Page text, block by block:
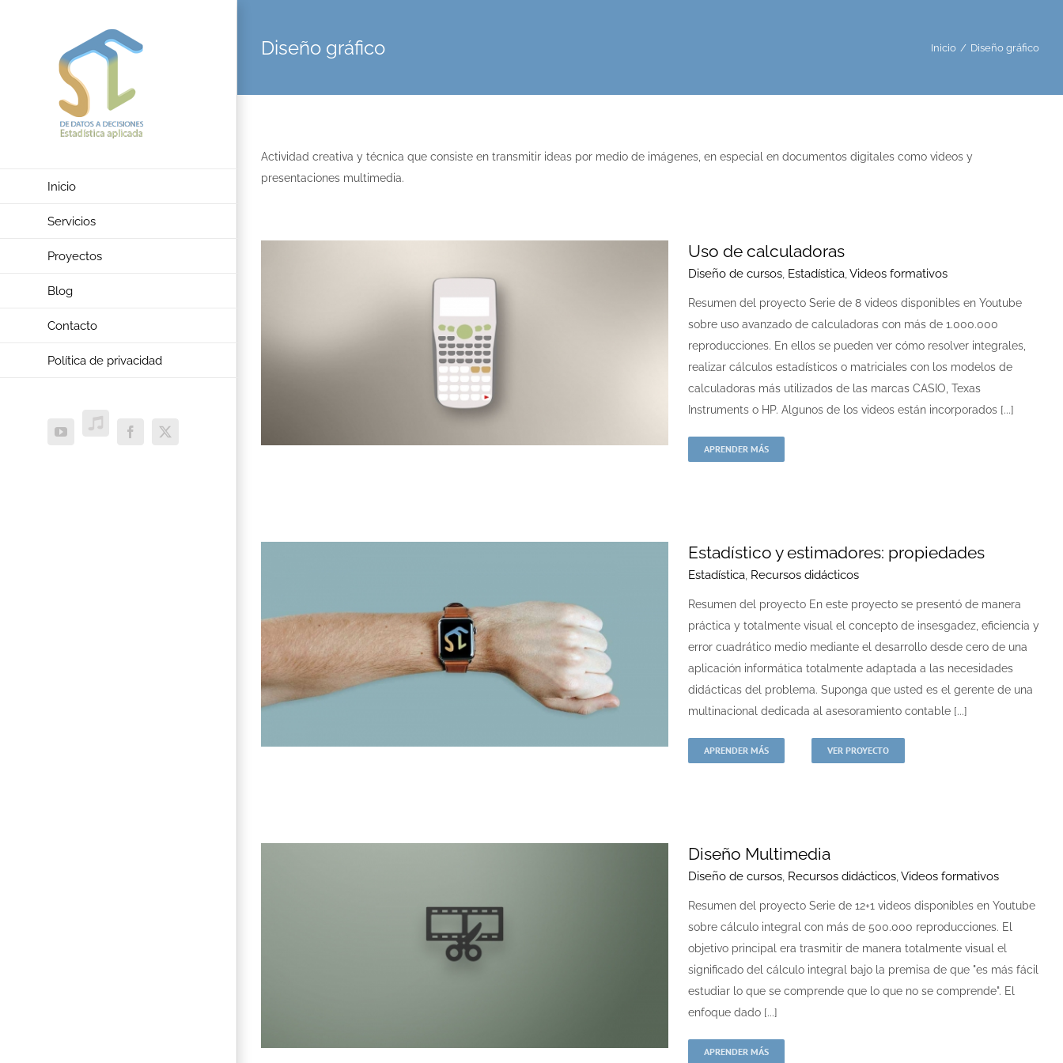
Inicio
Servicios
Proyectos
Blog
Contacto
Política de privacidad
YouTube
ITunes
Facebook
X
Diseño gráfico Inicio Diseño gráfico
Actividad creativa y técnica que consiste en transmitir ideas por medio de imágenes, en especial en documentos digitales como videos y
presentaciones multimedia.
Uso de calculadoras
Diseño de cursos, Estadística,Videos formativos
Resumen del proyecto Serie de 8 videos disponibles en Youtube
sobre uso avanzado de calculadoras con más de 1.000.000
reproducciones. En ellos se pueden ver cómo resolver integrales,
realizar cálculos estadísticos o matriciales con los modelos de
calculadoras más utilizados de las marcas CASIO, Texas
Instruments o HP. Algunos de los videos están incorporados [...]
APRENDER MÁS
Estadístico y estimadores: propiedades
Estadística, Recursos didácticos
Resumen del proyecto En este proyecto se presentó de manera
práctica y totalmente visual el concepto de insesgadez, eficiencia y
error cuadrático medio mediante el desarrollo desde cero de una
aplicación informática totalmente adaptada a las necesidades
didácticas del problema. Suponga que usted es el gerente de una
multinacional dedicada al asesoramiento contable [...]
APRENDER MÁS VER PROYECTO
Diseño Multimedia
Diseño de cursos, Recursos didácticos,Videos formativos
Resumen del proyecto Serie de 12+1 videos disponibles en Youtube
sobre cálculo integral con más de 500.000 reproducciones. El
objetivo principal era trasmitir de manera totalmente visual el
significado del cálculo integral bajo la premisa de que "es más fácil
estudiar lo que se comprende que lo que no se comprende". El
enfoque dado [...]
APRENDER MÁS